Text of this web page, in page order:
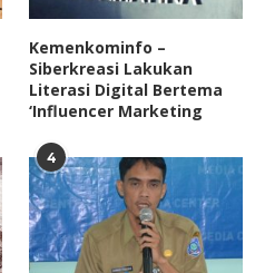
Kemenkominfo –
Siberkreasi Lakukan
Literasi Digital Bertema
‘Influencer Marketing
4